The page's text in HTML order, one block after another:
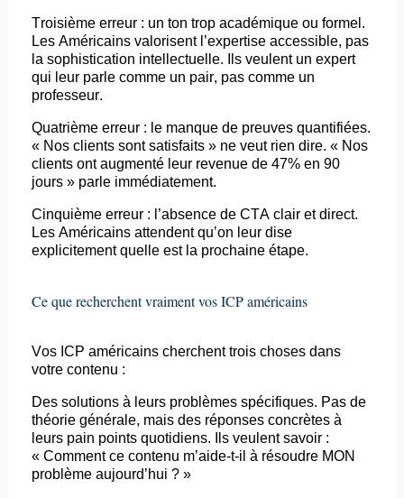
Troisième erreur : un ton trop académique ou formel.
Les Américains valorisent l’expertise accessible, pas
la sophistication intellectuelle. Ils veulent un expert
qui leur parle comme un pair, pas comme un
professeur.
Quatrième erreur : le manque de preuves quantifiées.
« Nos clients sont satisfaits » ne veut rien dire. « Nos
clients ont augmenté leur revenue de 47% en 90
jours » parle immédiatement.
Cinquième erreur : l’absence de CTA clair et direct.
Les Américains attendent qu’on leur dise
explicitement quelle est la prochaine étape.
Ce que recherchent vraiment vos ICP américains
Vos ICP américains cherchent trois choses dans
votre contenu :
Des solutions à leurs problèmes spécifiques. Pas de
théorie générale, mais des réponses concrètes à
leurs pain points quotidiens. Ils veulent savoir :
« Comment ce contenu m’aide-t-il à résoudre MON
problème aujourd’hui ? »